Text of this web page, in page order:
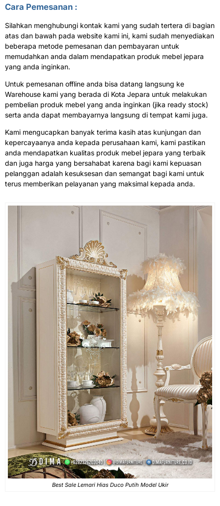
Cara Pemesanan :
Silahkan menghubungi kontak kami yang sudah tertera di bagian
atas dan bawah pada website kami ini, kami sudah menyediakan
beberapa metode pemesanan dan pembayaran untuk
memudahkan anda dalam mendapatkan produk mebel jepara
yang anda inginkan.
Untuk pemesanan offline anda bisa datang langsung ke
Warehouse kami yang berada di Kota Jepara untuk melakukan
pembelian produk mebel yang anda inginkan (jika ready stock)
serta anda dapat membayarnya langsung di tempat kami juga.
Kami mengucapkan banyak terima kasih atas kunjungan dan
kepercayaanya anda kepada perusahaan kami, kami pastikan
anda mendapatkan kualitas produk mebel jepara yang terbaik
dan juga harga yang bersahabat karena bagi kami kepuasan
pelanggan adalah kesuksesan dan semangat bagi kami untuk
terus memberikan pelayanan yang maksimal kepada anda.
Best Sale Lemari Hias Duco Putih Model Ukir